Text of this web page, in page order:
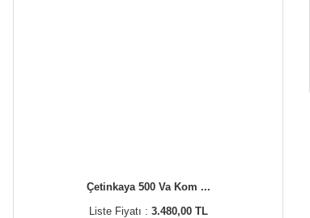
Çetinkaya 500 Va Kom ...
Liste Fiyatı : 3.480,00 TL